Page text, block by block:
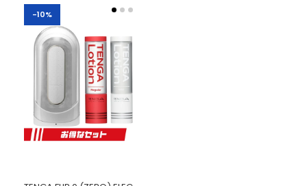
-10%